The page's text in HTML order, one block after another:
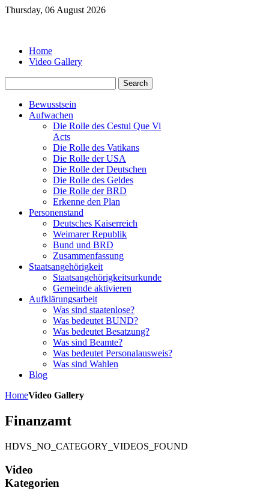
Thursday, 06 August 2026
Home
Video Gallery
Bewusstsein
Aufwachen
Die Rolle des Cestui Que Vi
Acts
Die Rolle des Vatikans
Die Rolle der USA
Die Rolle der Deutschen
Die Rolle des Geldes
Die Rolle der BRD
Erkenne den Plan
Personenstand
Deutsches Kaiserreich
Weimarer Republik
Bund und BRD
Zusammenfassung
Staatsangehörigkeit
Staatsangehörigkeitsurkunde
Gemeinde aktivieren
Aufklärungsarbeit
Was sind staatenlose?
Was bedeutet BUND?
Was bedeutet Besatzung?
Was sind Beamte?
Was bedeutet Personalausweis?
Was sind Wahlen
Blog
HomeVideo Gallery
Finanzamt
HDVS_NO_CATEGORY_VIDEOS_FOUND
Video
Kategorien